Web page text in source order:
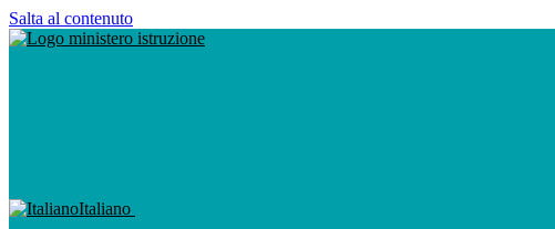
Salta al contenuto
Italiano